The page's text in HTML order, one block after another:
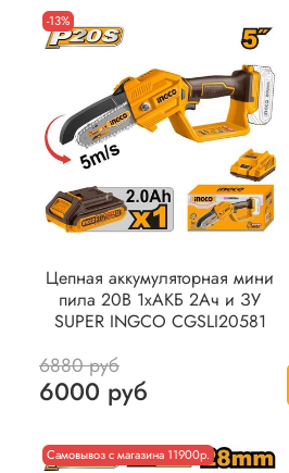
-13%
Цепная аккумуляторная мини
пила 20В 1хАКБ 2Ач и ЗУ
SUPER INGCO CGSLI20581
6880 руб
6000 руб
Самовывоз с магазина 11900р.